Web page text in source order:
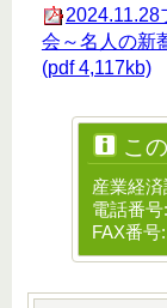
2024.11.28
会～名人の新
(pdf 4,117kb)
こ
産業経
電話番
FAX番号